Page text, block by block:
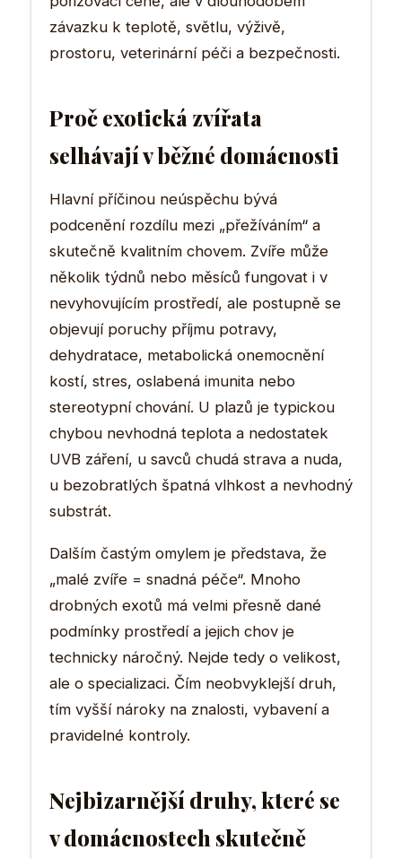
závazku k teplotě, světlu, výživě,
prostoru, veterinární péči a bezpečnosti.
Proč exotická zvířata
selhávají v běžné domácnosti
Hlavní příčinou neúspěchu bývá
podcenění rozdílu mezi „přežíváním“ a
skutečně kvalitním chovem. Zvíře může
několik týdnů nebo měsíců fungovat i v
nevyhovujícím prostředí, ale postupně se
objevují poruchy příjmu potravy,
dehydratace, metabolická onemocnění
kostí, stres, oslabená imunita nebo
stereotypní chování. U plazů je typickou
chybou nevhodná teplota a nedostatek
UVB záření, u savců chudá strava a nuda,
u bezobratlých špatná vlhkost a nevhodný
substrát.
Dalším častým omylem je představa, že
„malé zvíře = snadná péče“. Mnoho
drobných exotů má velmi přesně dané
podmínky prostředí a jejich chov je
technicky náročný. Nejde tedy o velikost,
ale o specializaci. Čím neobvyklejší druh,
tím vyšší nároky na znalosti, vybavení a
pravidelné kontroly.
Nejbizarnější druhy, které se
v domácnostech skutečně